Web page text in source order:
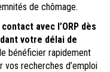
de chômage.
avec l’ORP dès
votre délai de
bénéficier rapidement
vos recherches d’emploi